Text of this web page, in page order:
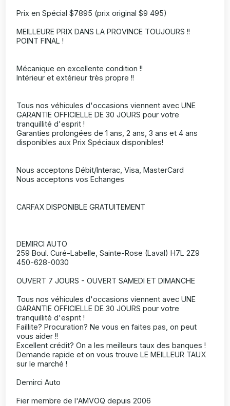
Prix en Spécial $7895 (prix original $9 495)
MEILLEURE PRIX DANS LA PROVINCE TOUJOURS !!
POINT FINAL !
Mécanique en excellente condition !!
Intérieur et extérieur très propre !!
Tous nos véhicules d'occasions viennent avec UNE
GARANTIE OFFICIELLE DE 30 JOURS pour votre
tranquillité d'esprit !
Garanties prolongées de 1 ans, 2 ans, 3 ans et 4 ans
disponibles aux Prix Spéciaux disponibles!
Nous acceptons Débit/Interac, Visa, MasterCard
Nous acceptons vos Echanges
CARFAX DISPONIBLE GRATUITEMENT
DEMIRCI AUTO
259 Boul. Curé-Labelle, Sainte-Rose (Laval) H7L 2Z9
450-628-0030
OUVERT 7 JOURS - OUVERT SAMEDI ET DIMANCHE
Tous nos véhicules d'occasions viennent avec UNE
GARANTIE OFFICIELLE DE 30 JOURS pour votre
tranquillité d'esprit !
Faillite? Procuration? Ne vous en faites pas, on peut
vous aider !!
Excellent crédit? On a les meilleurs taux des banques !
Demande rapide et on vous trouve LE MEILLEUR TAUX
sur le marché !
Demirci Auto
Fier membre de l'AMVOQ depuis 2006